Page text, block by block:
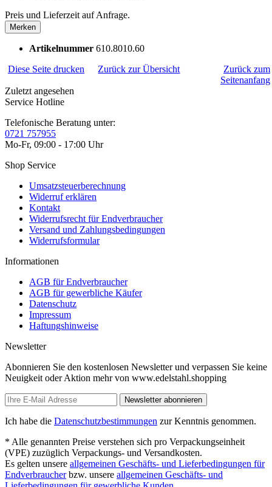
Preis und Lieferzeit auf Anfrage.
Merken
Artikelnummer 610.8010.60
Diese Seite drucken
Zurück zur Übersicht
Zurück zum
Seitenanfang
Zuletzt angesehen
Service Hotline
Telefonische Beratung unter:
0721 757955
Mo-Fr, 09:00 - 17:00 Uhr
Shop Service
Umsatzsteuerberechnung
Widerruf erklären
Kontakt
Widerrufsrecht für Endverbraucher
Versand und Zahlungsbedingungen
Widerrufsformular
Informationen
AGB für Endverbraucher
AGB für gewerbliche Käufer
Datenschutz
Impressum
Haftungshinweise
Newsletter
Abonnieren Sie den kostenlosen Newsletter und verpassen Sie keine
Neuigkeit oder Aktion mehr von www.edelstahl.shopping
Newsletter abonnieren
Ich habe die Datenschutzbestimmungen zur Kenntnis genommen.
* Alle genannten Preise verstehen sich pro Verpackungseinheit
(VPE) zuzüglich Verpackungs- und Versandkosten.
Es gelten unsere allgemeinen Geschäfts- und Lieferbedingungen für
Endverbraucherbzw. unsere allgemeinen Geschäfts- und